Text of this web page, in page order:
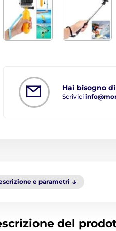
Hai bisogno
Scrivici
e parametri
del